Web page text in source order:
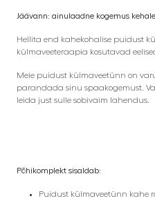
Jäävann: ainulaadne kogemus
Hellita end kahekohalise puidust
külmaveeteraapia kosutavad
Meie puidust külmaveetünn on
parandada sinu spaakogemust.
leida just sulle sobivaim lahendus.
Põhikomplekt sisaldab:
Puidust külmaveetünn kahe